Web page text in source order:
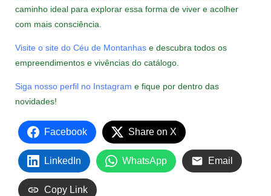
caminho ideal para explorar essa forma de viver e acolher
com mais consciência.
Visite o site do Céu de Montanhas e descubra todos os
empreendimentos e vivências do catálogo.
Siga nosso perfil no Instagram e fique por dentro das
novidades!
Facebook Share on X
LinkedIn WhatsApp Email
Copy Link